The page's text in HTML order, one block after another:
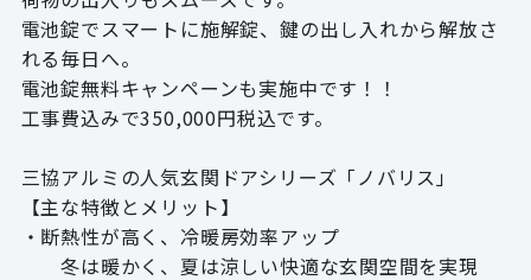
電池錠でスマートに施解錠、鍵の出し入れから解放さ
れる毎日へ。
電池錠無料キャンペーンも実施中です！！
工事費込みで350,000円税込です。
三協アルミの人気玄関ドアシリーズ「ノバリス」
【主な特徴とメリット】
・断熱性が高く、冷暖房効率アップ
冬は暖かく、夏は涼しい快適な玄関空間を実現